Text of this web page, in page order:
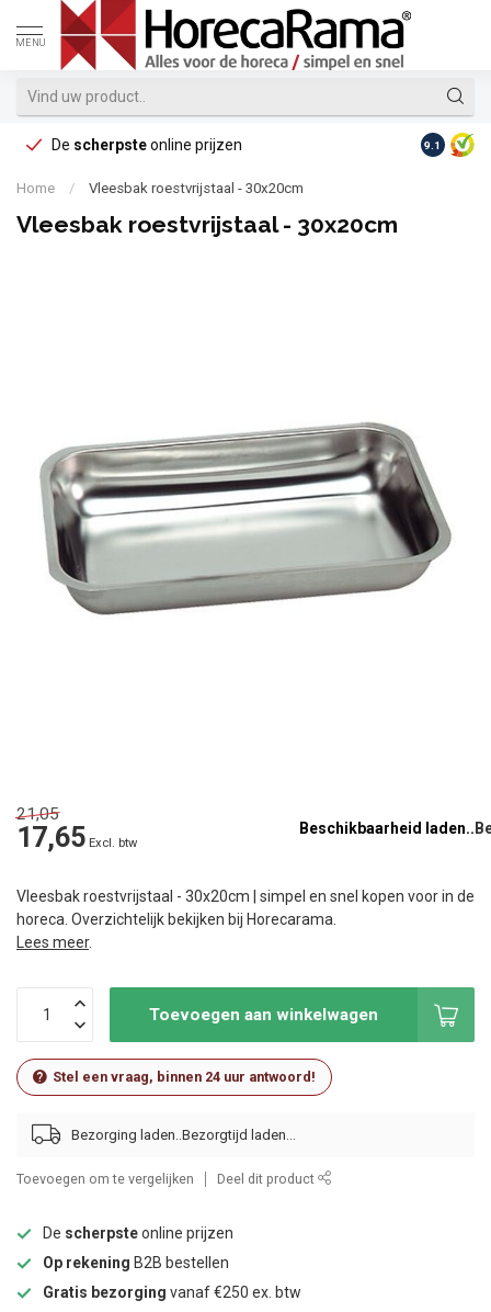
MENU
De scherpsteonline prijzen Op
9.1
Home / Vleesbak roestvrijstaal - 30x20cm
Vleesbak roestvrijstaal - 30x20cm
21,05
17,65 Excl. btw
Beschikbaarheid laden..
Vleesbak roestvrijstaal - 30x20cm | simpel en snel kopen voor in de
horeca. Overzichtelijk bekijken bij Horecarama.
Lees meer.
Toevoegen aan winkelwagen
Stel een vraag, binnen 24 uur antwoord!
Bezorging laden..
Toevoegen om te vergelijken Deel dit product
De scherpsteonline prijzen
Op rekening B2B bestellen
Gratis bezorging vanaf €250 ex. btw